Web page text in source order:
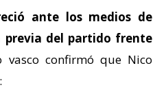
ante los medios de
previa del partido frente
vasco confirmó que Nico